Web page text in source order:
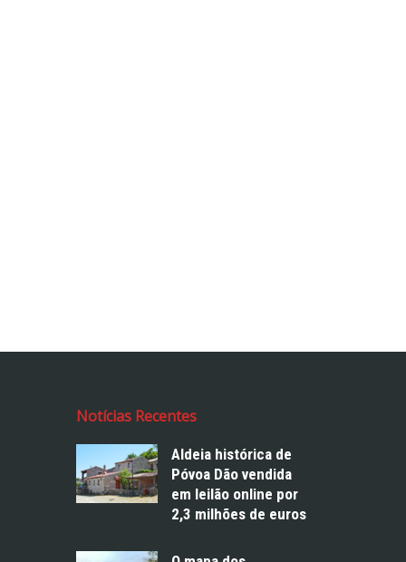
Notícias Recentes
Aldeia histórica de
Póvoa Dão vendida
em leilão online por
2,3 milhões de euros